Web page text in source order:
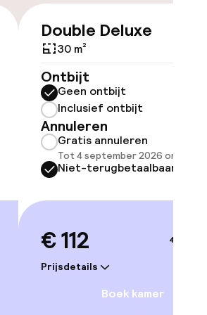
kamers
Double Deluxe
30 m²
Ontbijt
Geen ontbijt
Inclusief ontbijt
Annuleren
Gratis annuleren
Tot 4 september 2026 om 16:00
Niet-terugbetaalbaar
€ 112
Prijsdetails
4–5 sep.
Boek kamer